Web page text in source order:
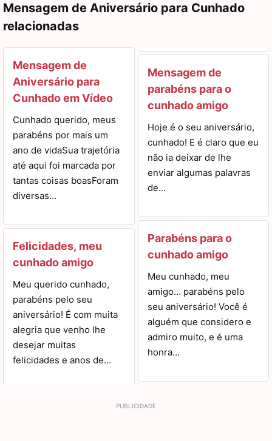
Mensagem de Aniversário para Cunhado
relacionadas
Mensagem de
Aniversário para
Cunhado em Vídeo
Cunhado querido, meus
parabéns por mais um
ano de vidaSua trajetória
até aqui foi marcada por
tantas coisas boasForam
diversas…
Felicidades, meu
cunhado amigo
Meu querido cunhado,
parabéns pelo seu
aniversário! É com muita
alegria que venho lhe
desejar muitas
felicidades e anos de…
Mensagem de
parabéns para o
cunhado amigo
Hoje é o seu aniversário,
cunhado! E é claro que eu
não ia deixar de lhe
enviar algumas palavras
de…
Parabéns para o
cunhado amigo
Meu cunhado, meu
amigo… parabéns pelo
seu aniversário! Você é
alguém que considero e
admiro muito, e é uma
honra…